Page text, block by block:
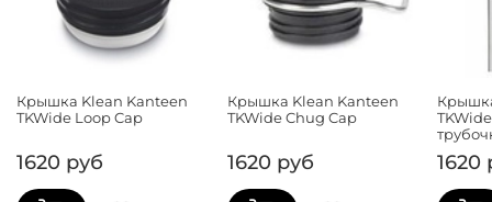
Крышка Klean Kanteen
TKWide Loop Cap
1620 руб
Крышка Klean Kanteen
TKWide Chug Cap
1620 руб 1620